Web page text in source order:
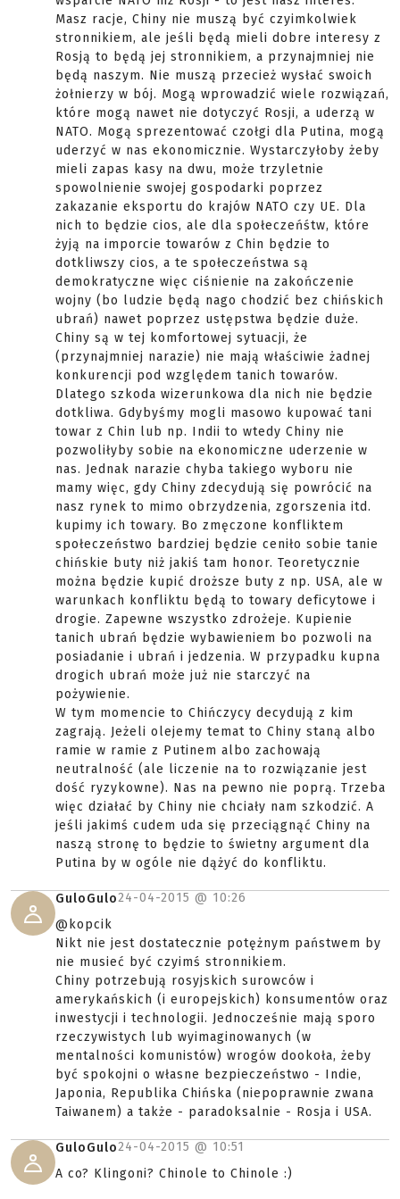
Masz racje, Chiny nie muszą być czyimkolwiek
stronnikiem, ale jeśli będą mieli dobre interesy z
Rosją to będą jej stronnikiem, a przynajmniej nie
będą naszym. Nie muszą przecież wysłać swoich
żołnierzy w bój. Mogą wprowadzić wiele rozwiązań,
które mogą nawet nie dotyczyć Rosji, a uderzą w
NATO. Mogą sprezentować czołgi dla Putina, mogą
uderzyć w nas ekonomicznie. Wystarczyłoby żeby
mieli zapas kasy na dwu, może trzyletnie
spowolnienie swojej gospodarki poprzez
zakazanie eksportu do krajów NATO czy UE. Dla
nich to będzie cios, ale dla społeczeńśtw, które
żyją na imporcie towarów z Chin będzie to
dotkliwszy cios, a te społeczeństwa są
demokratyczne więc ciśnienie na zakończenie
wojny (bo ludzie będą nago chodzić bez chińskich
ubrań) nawet poprzez ustępstwa będzie duże.
Chiny są w tej komfortowej sytuacji, że
(przynajmniej narazie) nie mają właściwie żadnej
konkurencji pod względem tanich towarów.
Dlatego szkoda wizerunkowa dla nich nie będzie
dotkliwa. Gdybyśmy mogli masowo kupować tani
towar z Chin lub np. Indii to wtedy Chiny nie
pozwoliłyby sobie na ekonomiczne uderzenie w
nas. Jednak narazie chyba takiego wyboru nie
mamy więc, gdy Chiny zdecydują się powrócić na
nasz rynek to mimo obrzydzenia, zgorszenia itd.
kupimy ich towary. Bo zmęczone konfliktem
społeczeństwo bardziej będzie ceniło sobie tanie
chińskie buty niż jakiś tam honor. Teoretycznie
można będzie kupić droższe buty z np. USA, ale w
warunkach konfliktu będą to towary deficytowe i
drogie. Zapewne wszystko zdrożeje. Kupienie
tanich ubrań będzie wybawieniem bo pozwoli na
posiadanie i ubrań i jedzenia. W przypadku kupna
drogich ubrań może już nie starczyć na
pożywienie.
W tym momencie to Chińczycy decydują z kim
zagrają. Jeżeli olejemy temat to Chiny staną albo
ramie w ramie z Putinem albo zachowają
neutralność (ale liczenie na to rozwiązanie jest
dość ryzykowne). Nas na pewno nie poprą. Trzeba
więc działać by Chiny nie chciały nam szkodzić. A
jeśli jakimś cudem uda się przeciągnąć Chiny na
naszą stronę to będzie to świetny argument dla
Putina by w ogóle nie dążyć do konfliktu.
GuloGulo24-04-2015 @ 10:26
@kopcik
Nikt nie jest dostatecznie potężnym państwem by
nie musieć być czyimś stronnikiem.
Chiny potrzebują rosyjskich surowców i
amerykańskich (i europejskich) konsumentów oraz
inwestycji i technologii. Jednocześnie mają sporo
rzeczywistych lub wyimaginowanych (w
mentalności komunistów) wrogów dookoła, żeby
być spokojni o własne bezpieczeństwo - Indie,
Japonia, Republika Chińska (niepoprawnie zwana
Taiwanem) a także - paradoksalnie - Rosja i USA.
GuloGulo24-04-2015 @ 10:51
A co? Klingoni? Chinole to Chinole :)